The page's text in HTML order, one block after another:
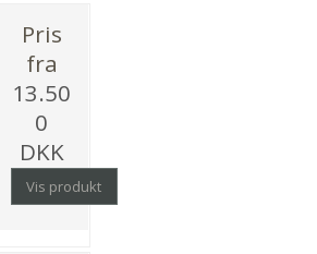
Pris
fra
13.50
0
DKK
Vis produkt